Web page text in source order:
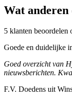
Wat anderen
5 klanten beoordelen
Goede en duidelijke
Goed overzicht van
nieuwsberichten.
F.V. Doedens uit